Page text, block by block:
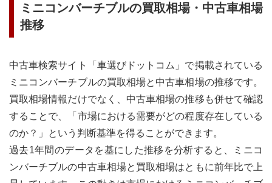
ミニコンバーチブルの買取相場・中古車相場
推移
中古車検索サイト「車選びドットコム」で掲載されている
ミニコンバーチブルの買取相場と中古車相場の推移です。
買取相場情報だけでなく、中古車相場の推移も併せて確認
することで、「市場における需要がどの程度存在している
のか？」という判断基準を得ることができます。
過去1年間のデータを基にした推移を分析すると、ミニコ
ンバーチブルの中古車相場と買取相場はともに前年比で上